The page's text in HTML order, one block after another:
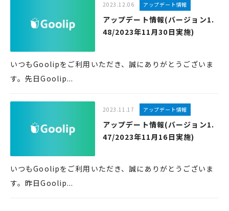
2023.12.06 アップデート情報
アップデート情報(バージョン1.
48/2023年11月30日実施)
いつもGoolipをご利用いただき、誠にありがとうございま
す。先日Goolip...
2023.11.17 アップデート情報
アップデート情報(バージョン1.
47/2023年11月16日実施)
いつもGoolipをご利用いただき、誠にありがとうございま
す。昨日Goolip...